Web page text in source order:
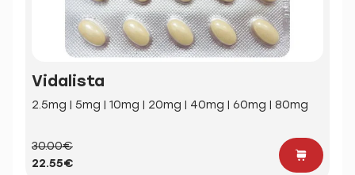
Vidalista
2.5mg | 5mg | 10mg | 20mg | 40mg | 60mg | 80mg
30.00€
22.55€